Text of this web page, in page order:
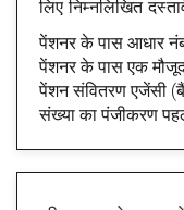
लिए निम्नलिखित
पेंशनर के पास आधार
पेंशनर के पास एक
पेंशन संवितरण एजेंसी
संख्या का पंजीकरण पहले